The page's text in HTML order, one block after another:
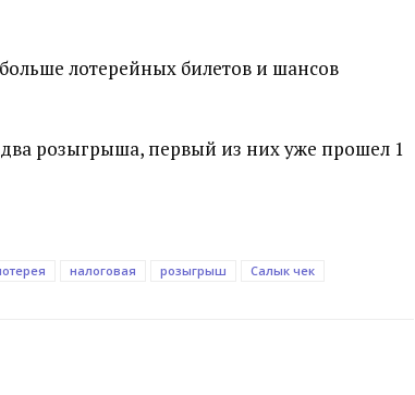
лотерейных билетов и шансов
два розыгрыша, первый из них уже прошел 1
налоговая розыгрыш Салык чек